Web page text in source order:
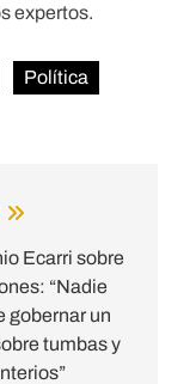
expertos.
Política
Ecarri sobre
“Nadie
gobernar un
tumbas y